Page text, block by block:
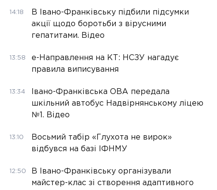
14:18
В Івано-Франківську підбили підсумки
акції щодо боротьби з вірусними
гепатитами. Відео
13:58
е-Направлення на КТ: НСЗУ нагадує
правила виписування
13:34
Івано-Франківська ОВА передала
шкільний автобус Надвірнянському ліцею
№1. Відео
13:10
Восьмий табір «Глухота не вирок»
відбувся на базі ІФНМУ
12:50
В Івано-Франківську організували
майстер-клас зі створення адаптивного